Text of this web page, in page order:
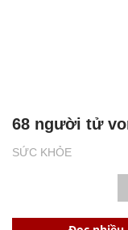
SỨC KHỎE
68 người tử